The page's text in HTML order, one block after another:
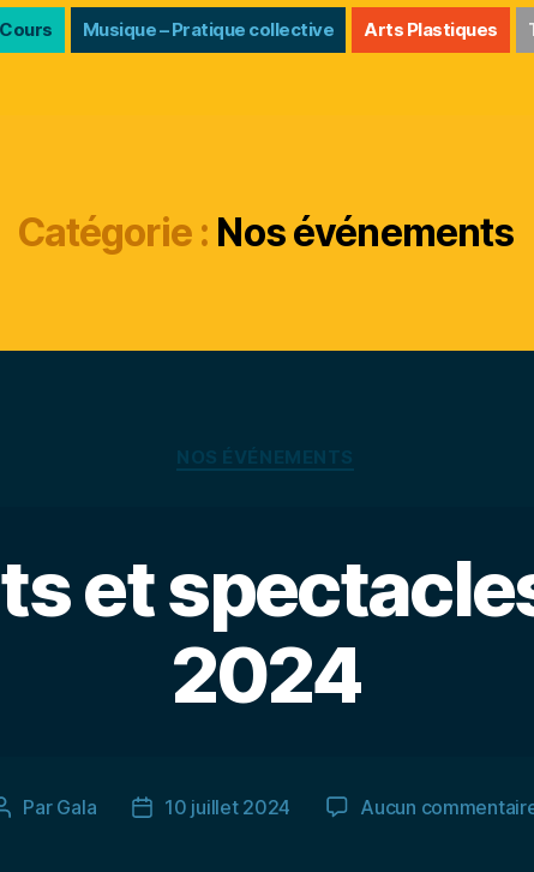
Musique – Pratique collective Arts Plastiques
Catégorie : Nos événements
Catégories
NOS ÉVÉNEMENTS
et
2024
Auteur
Par Gala
Date10 juillet 2024 Aucun